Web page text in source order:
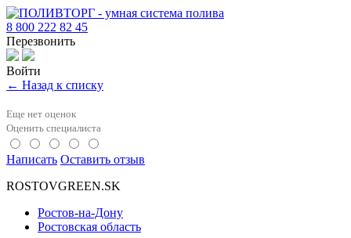
8 800 222 82 45
Перезвонить
Войти
← Назад к списку
Еще нет оценок
Оценить специалиста
Написать Оставить отзыв
ROSTOVGREEN.SK
Ростов-на-Дону
Ростовская область